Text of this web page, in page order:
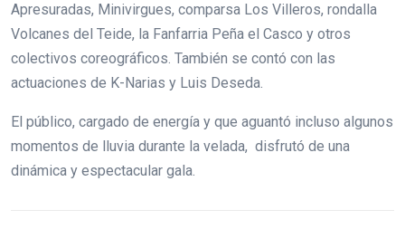
Apresuradas, Minivirgues, comparsa Los Villeros, rondalla
Volcanes del Teide, la Fanfarria Peña el Casco y otros
colectivos coreográficos. También se contó con las
actuaciones de K-Narias y Luis Deseda.
El público, cargado de energía y que aguantó incluso algunos
momentos de lluvia durante la velada, disfrutó de una
dinámica y espectacular gala.